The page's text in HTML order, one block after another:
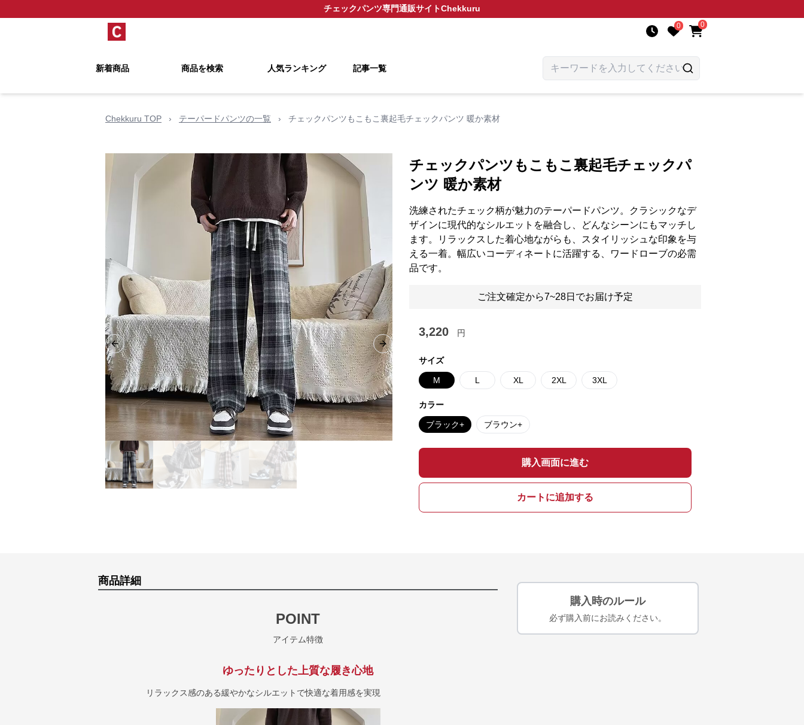
チェックパンツ専門通販サイトChekkuru
0 0
新着商品 商品を検索 人気ランキング 記事一覧
Chekkuru TOP › テーパードパンツの一覧 › チェックパンツもこもこ裏起毛チェックパンツ 暖か素材
Previous slide Next slide
チェックパンツもこもこ裏起毛チェックパ
ンツ 暖か素材
洗練されたチェック柄が魅力のテーパードパンツ。クラシックなデ
ザインに現代的なシルエットを融合し、どんなシーンにもマッチし
ます。リラックスした着心地ながらも、スタイリッシュな印象を与
える一着。幅広いコーディネートに活躍する、ワードローブの必需
品です。
ご注文確定から7~28日でお届け予定
3,220 円
サイズ
M L XL 2XL 3XL
カラー
ブラック+ ブラウン+
購入画面に進む
カートに追加する
商品詳細
POINT
アイテム特徴
ゆったりとした上質な履き心地
リラックス感のある緩やかなシルエットで快適な着用感を実現
購入時のルール
必ず購入前にお読みください。